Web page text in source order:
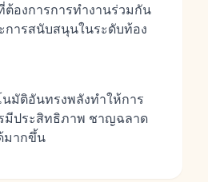
องการการทำงานร่วมกัน
การสนับสนุนในระดับท้อง
มัติอันทรงพลังทำให้การ
มีประสิทธิภาพ ชาญฉลาด
มากขึ้น